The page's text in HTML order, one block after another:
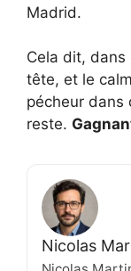
Madrid.
Cela dit, dans
tête, et le
pécheur dans
reste.
Nicolas